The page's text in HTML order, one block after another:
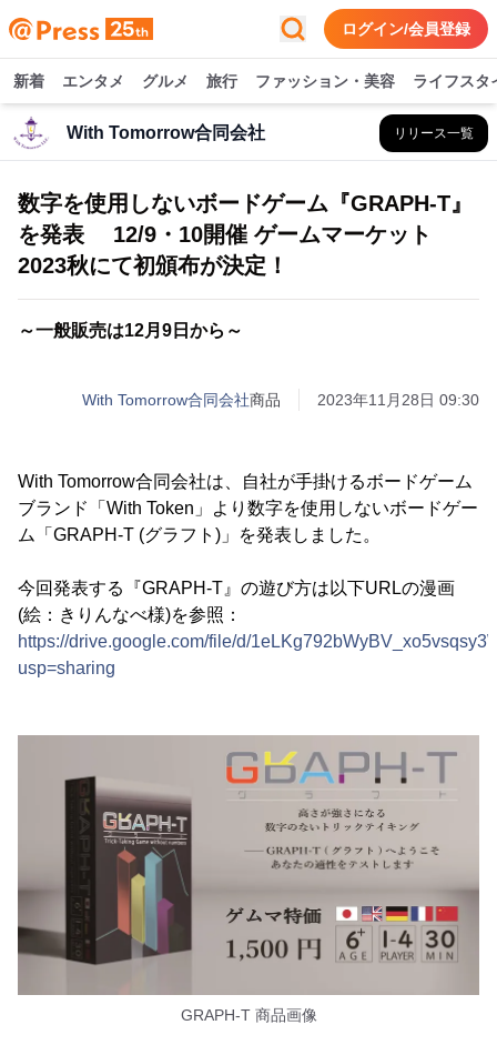
ログイン/会員登録
新着 エンタメ グルメ 旅行 ファッション・美容 ライフスタ
With Tomorrow合同会社 リリース一覧
数字を使用しないボードゲーム『GRAPH-T』
を発表 12/9・10開催 ゲームマーケット
2023秋にて初頒布が決定！
～一般販売は12月9日から～
With Tomorrow合同会社商品 2023年11月28日 09:30
With Tomorrow合同会社は、自社が手掛けるボードゲーム
ブランド「With Token」より数字を使用しないボードゲー
ム「GRAPH-T (グラフト)」を発表しました。
今回発表する『GRAPH-T』の遊び方は以下URLの漫画
(絵：きりんなべ様)を参照：
https://drive.google.com/file/d/
usp=sharing
GRAPH-T 商品画像